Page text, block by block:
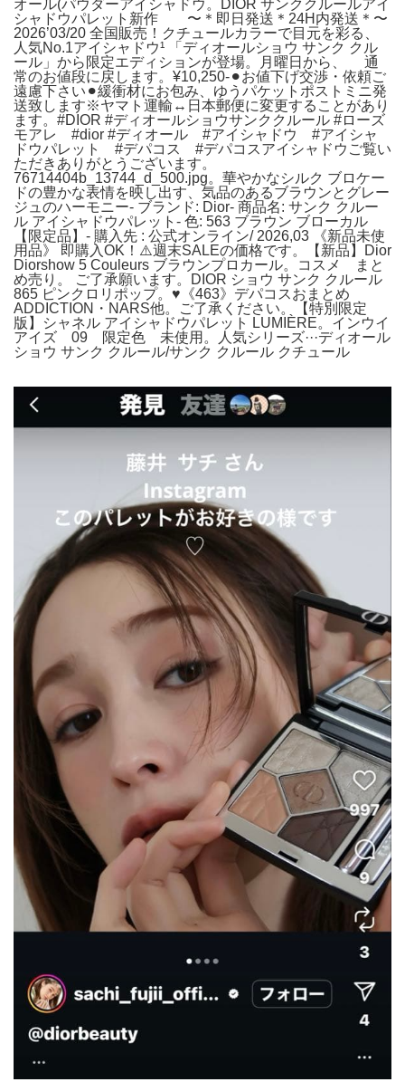
オール(パウダーアイシャドウ。DIOR サンククルールアイ
シャドウパレット新作 〜＊即日発送＊24H内発送＊〜
2026’03/20 全国販売！クチュールカラーで目元を彩る、
人気No.1アイシャドウ¹ 「ディオールショウ サンク クル
ール」から限定エディションが登場。月曜日から、 通
常のお値段に戻します。¥10,250-⚫︎お値下げ交渉・依頼ご
遠慮下さい⚫︎緩衝材にお包み、ゆうパケットポストミニ発
送致します※ヤマト運輸↔︎日本郵便に変更することがあり
ます。#DIOR #ディオールショウサンククルール #ローズ
モアレ #dior #ディオール #アイシャドウ #アイシャ
ドウパレット #デパコス #デパコスアイシャドウご覧い
ただきありがとうございます。
76714404b_13744_d_500.jpg。華やかなシルク ブロケー
ドの豊かな表情を映し出す、気品のあるブラウンとグレー
ジュのハーモニー- ブランド: Dior- 商品名: サンク クルー
ル アイシャドウパレット- 色: 563 ブラウン ブローカル
【限定品】- 購入先 : 公式オンライン/ 2026,03 《新品未使
用品》 即購入OK！⚠️週末SALEの価格です。【新品】Dior
Diorshow 5 Couleurs ブラウンプロカール。コスメ まと
め売り。 ご了承願います。DIOR ショウ サンク クルール
865 ピンクロリポップ。♥《463》デパコスおまとめ
ADDICTION・NARS他。ご了承ください。【特別限定
版】シャネル アイシャドウパレット LUMIÈRE。インウイ
アイズ 09 限定色 未使用。人気シリーズ···ディオール
ショウ サンク クルール/サンク クルール クチュール